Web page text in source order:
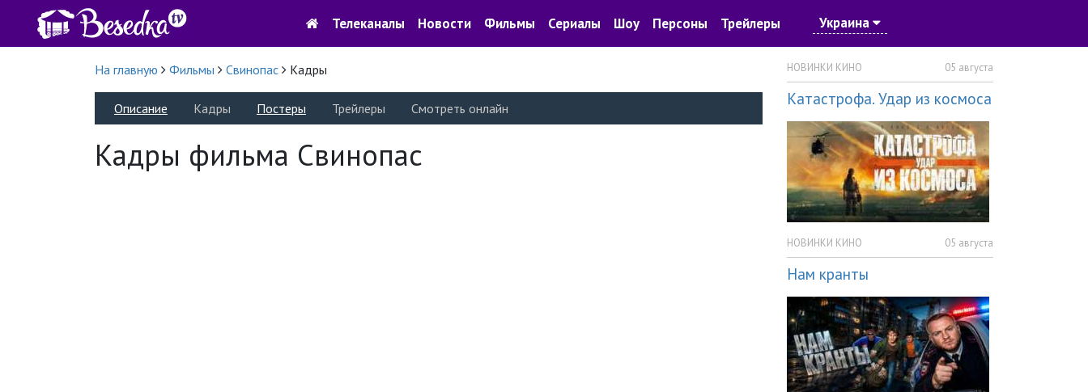
Телеканалы Новости Фильмы Сериалы Шоу Персоны Трейлеры Украина
На главную Фильмы Свинопас Кадры
Описание Кадры Постеры Трейлеры Смотреть онлайн
Кадры фильма Свинопас
НОВИНКИ КИНО 05 августа
Катастрофа. Удар из космоса
НОВИНКИ КИНО 05 августа
Нам кранты